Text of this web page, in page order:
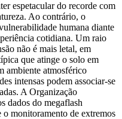
espetacular do recorde com
Ao contrário, o
humana diante
cotidiana. Um raio
não é mais letal, em
que atinge o solo em
ambiente atmosférico
intensas podem associar‑se
A Organização
dados do megaflash
o monitoramento de extremos